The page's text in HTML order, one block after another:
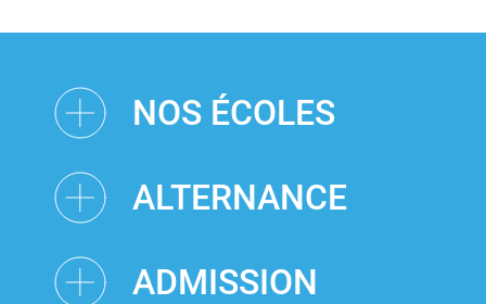
NOS ÉCOLES
ALTERNANCE
ADMISSION